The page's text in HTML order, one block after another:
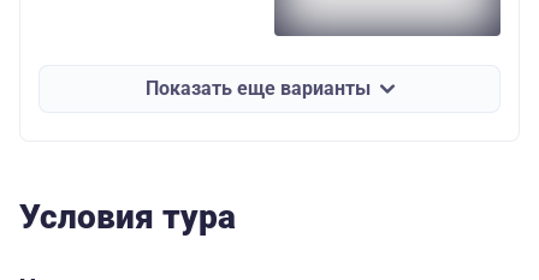
Показать еще варианты
Условия тура